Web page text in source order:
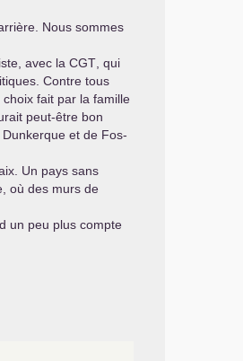
Nous sommes
avec la CGT , qui
Contre tous
fait par la famille
peut-être bon
et de Fos-
Un pays sans
où des murs de
un peu plus compte